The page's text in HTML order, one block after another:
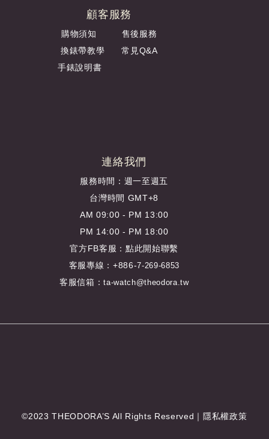
顧客服務
購物須知 售後服務
換錶帶教學常見Q&A
手錶說明書
連絡我們
服務時間：週一至週五
台灣時間 GMT+8
AM 09:00 - PM 13:00
PM 14:00 - PM 18:00
官方FB客服：點此開始聯繫
客服專線：+886-7-269-6853
客服信箱：ta-watch@theodora.tw
©2023 THEODORA’S All Rights Reserved｜ 隱私權政策